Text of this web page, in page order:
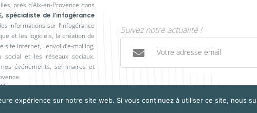
près d’Aix-en-Provence dans
spécialiste de l’infogérance
informations sur l’infogérance
et les logiciels, la création de
Internet, l’envoi d’e-mailing,
et les réseaux sociaux.
événements, séminaires et
Suivez notre actualité !
Copyright © F1 Communication Services. Tout droit réservé
expérience sur notre site web. Si vous continuez à utiliser ce site, nous